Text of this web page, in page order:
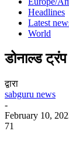
Headlines
Latest
World
डोनाल्ड
द्वारा
sabguru news
-
February 10,
71